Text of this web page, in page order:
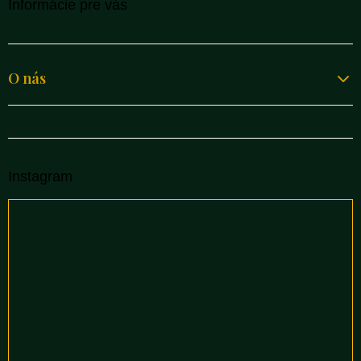
Informácie pre vás
O nás
Instagram